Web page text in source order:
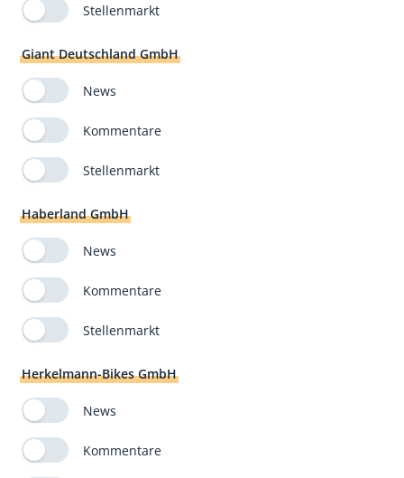
Stellenmarkt
Giant Deutschland GmbH
News
Kommentare
Stellenmarkt
Haberland GmbH
News
Kommentare
Stellenmarkt
Herkelmann-Bikes GmbH
News
Kommentare